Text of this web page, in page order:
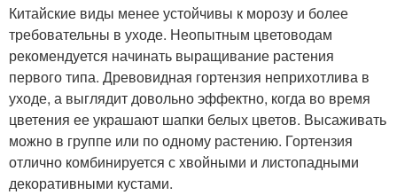
Китайские виды менее устойчивы к морозу и более
требовательны в уходе. Неопытным цветоводам
рекомендуется начинать выращивание растения
первого типа. Древовидная гортензия неприхотлива в
уходе, а выглядит довольно эффектно, когда во время
цветения ее украшают шапки белых цветов. Высаживать
можно в группе или по одному растению. Гортензия
отлично комбинируется с хвойными и листопадными
декоративными кустами.